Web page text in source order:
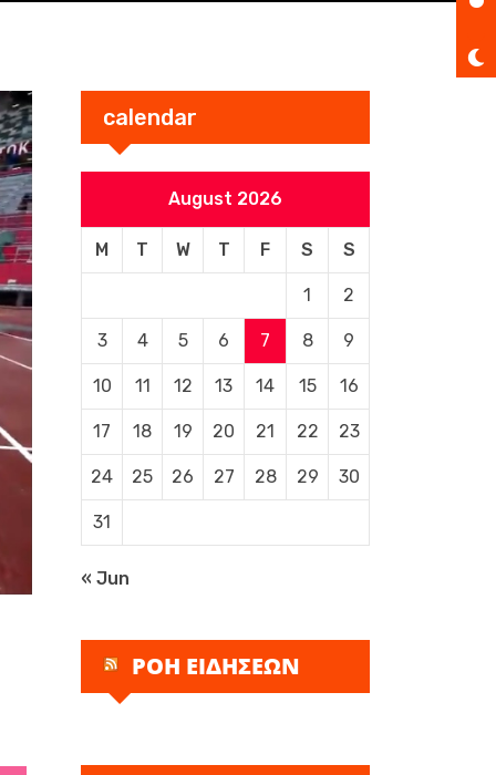
calendar
August 2026
M T W T F S S
1 2
3 4 5 6 7 8 9
10 11 12 13 14 15 16
17 18 19 20 21 22 23
24 25 26 27 28 29 30
31
« Jun
ΡΟΗ ΕΙΔΗΣΕΩΝ